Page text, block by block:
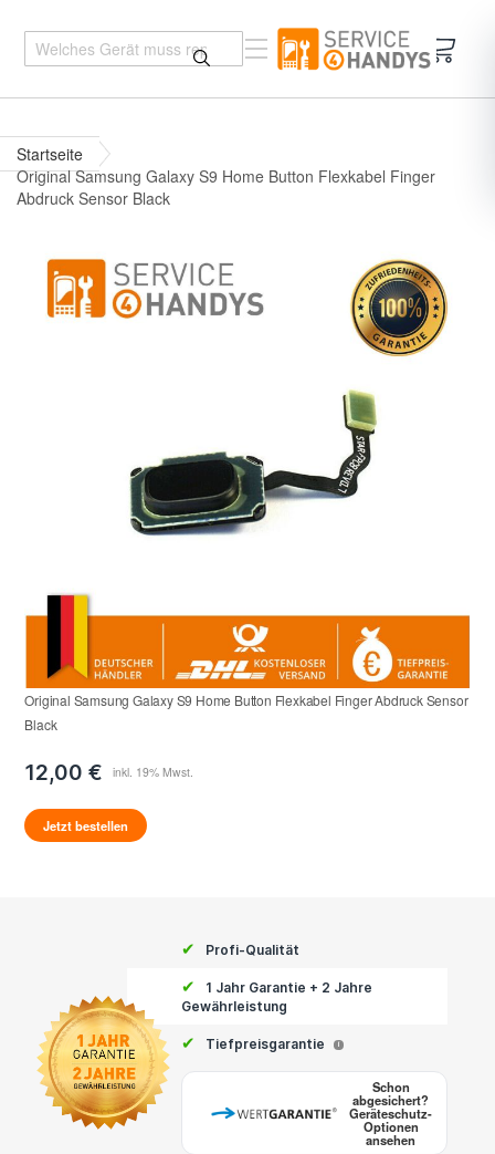
Startseite
Original Samsung Galaxy S9 Home Button Flexkabel Finger
Abdruck Sensor Black
Original Samsung Galaxy S9 Home Button Flexkabel Finger Abdruck Sensor
Black
12,00 €
Jetzt bestellen
✔ Profi-Qualität
✔
1 Jahr Garantie + 2 Jahre
Gewährleistung
✔ Tiefpreisgarantie i
Schon
abgesichert?
Geräteschutz-
Optionen
ansehen